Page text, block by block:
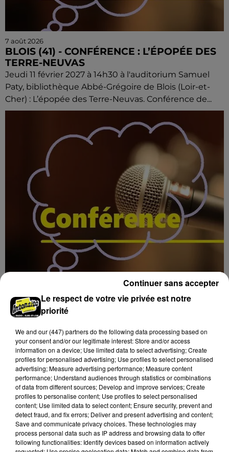
7 août 2026
BLOIS (41) - CONFÉRENCE : L’ÉPOPÉE DES
TERRE-NEUVAS
Jeudi 11 février 2027 à 14h30 à l'auditorium Samuel
Paty, bibliothèque Abbé-Grégoire de Blois (Loir-et-
Cher) : L’épopée des Terre-Neuvas. Conférence de...
BLOIS (41) - CONFÉRENCE : « SOYEZ
MAUDITS ! »
Jeudi 4 février 2027 à 14h30 à l'auditorium Samuel
Paty, bibliothèque Abbé-Grégoire de Blois (Loir-et-
Cher) : « Soyez maudits ! » Les malédictions
déposées...
Le respect de votre vie privée est notre
priorité
We and our (447) partnersdo the following data processing based on
your consent and/or our legitimate interest: Store and/or access
information on a device; Use limited data to select advertising; Create
profiles for personalised advertising; Use profiles to select personalised
advertising; Measure advertising performance; Measure content
performance; Understand audiences through statistics or combinations
of data from different sources; Develop and improve services; Create
profiles to personalise content; Use profiles to select personalised
content; Use limited data to select content; Ensure security, prevent and
detect fraud, and fix errors; Deliver and present advertising and content;
Save and communicate privacy choices. These technologies may
process personal data such as IP address and browsing data to offer
following functionalities: Identify devices based on information actively
Continuer sans accepter